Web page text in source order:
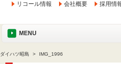
リコール情報 会社概要 採用情
MENU
ダイハツ昭島 IMG_1996